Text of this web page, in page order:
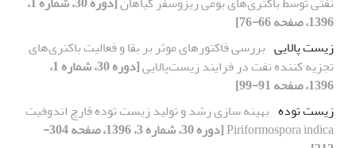
1396، صفحه 66-76]
زیست پالایی بررسی فاکتورهای موثر بر بقا و فعالیت باکتری‌های
تجزیه کننده نفت در فرایند زیست‌پالایی
[دوره 30، شماره 1،
1396، صفحه 91-99]
زیست توده بهینه سازی رشد و تولید زیست توده قارچ اندوفیت
Piriformospora indica
[دوره 30، شماره 3، 1396، صفحه 304-